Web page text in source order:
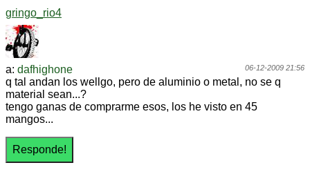
gringo_rio4
06-12-2009 21:56
a: dafhighone
q tal andan los wellgo, pero de aluminio o metal, no se q
material sean...?
tengo ganas de comprarme esos, los he visto en 45
mangos...